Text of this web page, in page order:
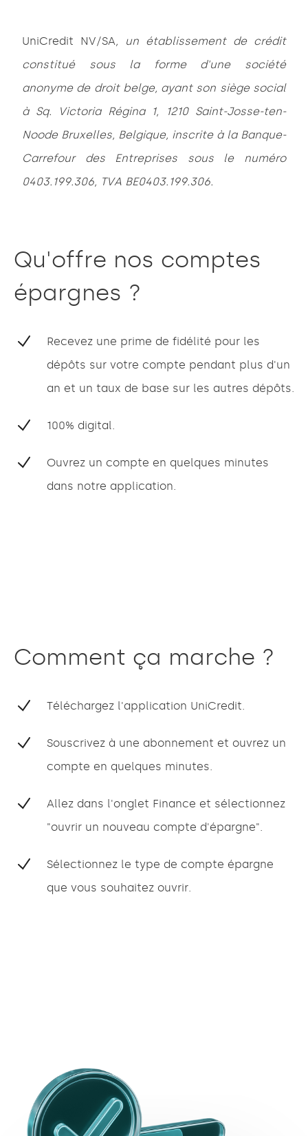
UniCredit NV/SA, un établissement de crédit
constitué sous la forme d'une société
anonyme de droit belge, ayant son siège social
à Sq. Victoria Régina 1, 1210 Saint-Josse-ten-
Noode Bruxelles, Belgique, inscrite à la Banque-
Carrefour des Entreprises sous le numéro
0403.199.306, TVA BE0403.199.306.
Qu'offre nos comptes
épargnes ?
Recevez une prime de fidélité pour les
dépôts sur votre compte pendant plus d'un
an et un taux de base sur les autres dépôts.
100% digital.
Ouvrez un compte en quelques minutes
dans notre application.
Comment ça marche ?
Téléchargez l'application UniCredit.
Souscrivez à une abonnement et ouvrez un
compte en quelques minutes.
Allez dans l'onglet Finance et sélectionnez
"ouvrir un nouveau compte d'épargne".
Sélectionnez le type de compte épargne
que vous souhaitez ouvrir.